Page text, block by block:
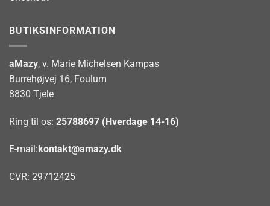
BUTIKSINFORMATION
aMazy, v. Marie Michelsen Kampas
Burrehøjvej 16, Foulum
8830 Tjele
Ring til os: 25788697 (Hverdage 14-16)
E-mail: kontakt@amazy.dk
CVR: 29712425